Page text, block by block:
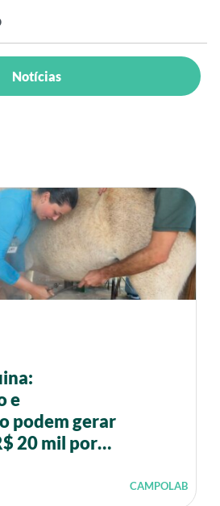
Notícias
e
podem gerar
20 mil por
CAMPOLAB